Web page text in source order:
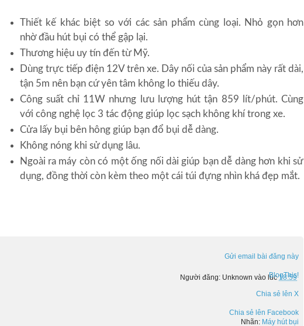
Thiết kế khác biệt so với các sản phẩm cùng loại. Nhỏ gọn hơn
nhờ đầu hút bụi có thể gập lại.
Thương hiệu uy tín đến từ Mỹ.
Dùng trực tiếp điện 12V trên xe. Dây nối của sản phẩm này rất dài,
tận 5m nên bạn cứ yên tâm không lo thiếu dây.
Công suất chỉ 11W nhưng lưu lượng hút tận 859 lít/phút. Cùng
với công nghệ lọc 3 tác động giúp lọc sạch không khí trong xe.
Cửa lấy bụi bên hông giúp bạn đổ bụi dễ dàng.
Không nóng khi sử dụng lâu.
Ngoài ra máy còn có một ống nối dài giúp bạn dễ dàng hơn khi sử
dụng, đồng thời còn kèm theo một cái túi đựng nhìn khá đẹp mắt.
Người đăng: Unknown vào lúc18:59
Gửi email bài đăng này
BlogThis!
Chia sẻ lên X
Chia sẻ lên Facebook
Nhãn: Máy hút bụi